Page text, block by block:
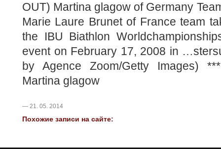
OUT) Martina glagow of Germany
Marie Laure Brunet of France team
the IBU Biathlon
event on February 17, 2008 in
by Agence Zoom/Getty Images)
Martina glagow
— 21. 05. 2014
Похожие записи на сайте: